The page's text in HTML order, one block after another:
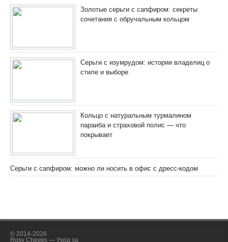
Золотые серьги с сапфиром: секреты
сочетания с обручальным кольцом
Серьги с изумрудом: истории владелиц о
стиле и выборе
Кольцо с натуральным турмалином
параиба и страховой полис — что
покрывает
Серьги с сапфиром: можно ли носить в офис с дресс-кодом
© 2014-2026
Rosy Cheeks — Уход за